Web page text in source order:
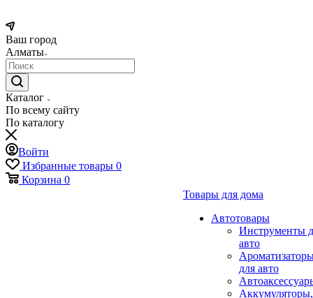
Ваш город
Алматы
Каталог
По всему сайту
По каталогу
Войти
Избранные товары 0
Корзина 0
Товары для дома
Автотовары
Инструменты
авто
для авто
Аккумуляторы,